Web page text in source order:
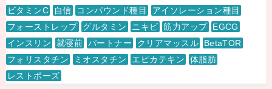
ビタミンC
自信 コンパウンド種目
アイソレーション種目
フォーストレップ グルタミン ニキビ 筋力アップ EGCG
インスリン
就寝前 パートナー クリアマッスル
BetaTOR
フォリスタチン
ミオスタチン エピカテキン
体脂肪
レストポーズ